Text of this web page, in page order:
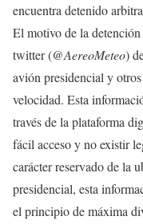
encuentra detenido
El motivo de la
twitter (@AereoMeteo)
avión presidencial y
velocidad. Esta
través de la plataforma
fácil acceso y no existir
carácter reservado de la
presidencial, esta
el principio de máxima